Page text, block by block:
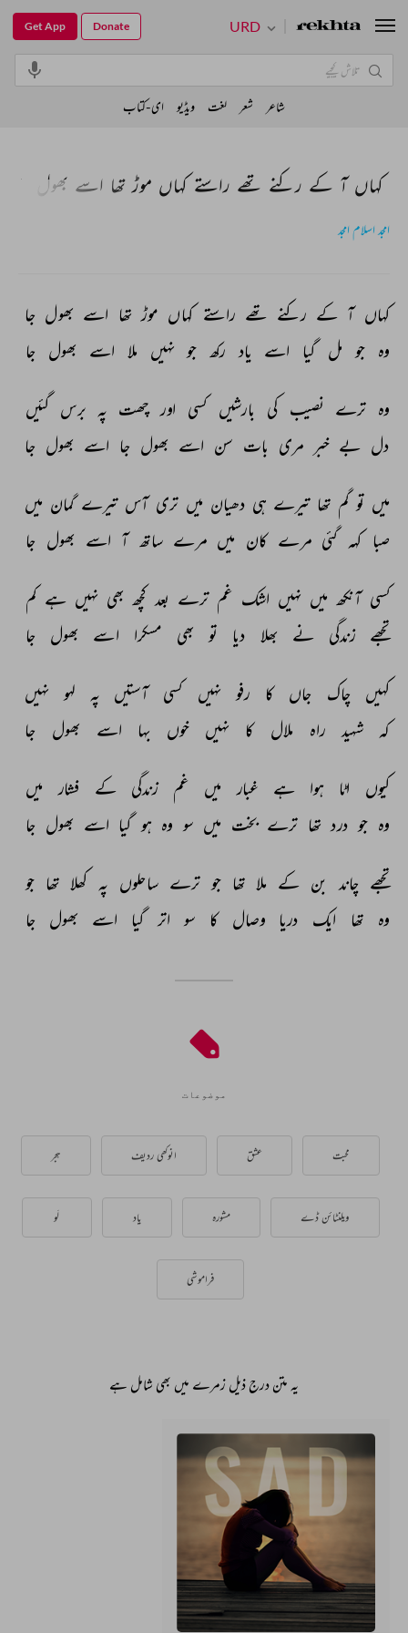
کہاں آ کے رکنے تھے راستے کہاں موڑ تھا اسے بھول جا
امجد اسلام امجد
کہاں آ کے رکنے تھے راستے کہاں موڑ تھا اسے بھول جا
وہ جو مل گیا اسے یاد رکھ جو نہیں ملا اسے بھول جا
وہ ترے نصیب کی بارشیں کسی اور چھت پہ برس گئیں
دل بے خبر مری بات سن اسے بھول جا اسے بھول جا
میں تو گم تھا تیرے ہی دھیان میں تری آس تیرے گمان میں
صبا کہہ گئی مرے کان میں مرے ساتھ آ اسے بھول جا
کسی آنکھ میں نہیں اشک غم ترے بعد کچھ بھی نہیں ہے کم
تجھے
زندگی نے بھلا دیا تو بھی مسکرا اسے بھول جا
کہیں چاک جاں کا رفو نہیں کسی آستیں پہ لہو
نہیں
کہ
شہید راہ ملال کا نہیں خوں بہا اسے بھول جا
کیوں اٹا ہوا ہے غبار میں غم زندگی کے فشار
میں
وہ جو درد تھا ترے بخت میں سو وہ ہو گیا اسے بھول جا
تجھے چاند بن کے ملا تھا جو ترے ساحلوں پہ کھلا تھا جو
وہ
تھا ایک دریا وصال کا سو اتر گیا اسے بھول جا
موضوعات
محبت عشق انوکھی ردیف ہجر
ویلنٹائن ڈے مشورہ یاد لَو
فراموشی
یہ متن درج ذیل زمرے میں بھی شامل ہے
URD
Get App Donate
شاعر شعر لغت ویڈیو ای-کتاب